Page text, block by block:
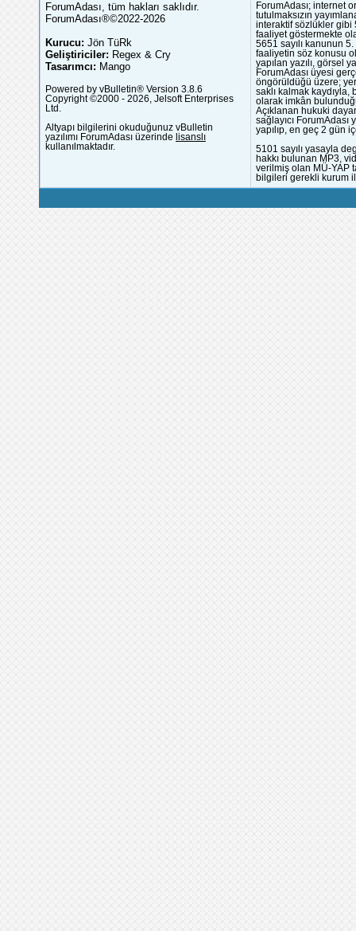
ForumAdası, tüm hakları saklıdır.
ForumAdası®©2022-2026
Kurucu: Jön TüRk
Geliştiriciler: Regex & Cry
Tasarımcı: Mango
Powered by vBulletin® Version 3.8.6
Copyright ©2000 - 2026, Jelsoft Enterprises
Ltd.
Altyapı bilgilerini okuduğunuz vBulletin
yazılımı ForumAdası üzerinde lisanslı
kullanılmaktadır.
ForumAdası; internet
tutulmaksızın
interaktif sözlükler gibi
faaliyet göstermekte
5651 sayılı kanunun
faaliyetin söz konusu
yapılan yazılı, görsel
ForumAdası üyesi
öngörüldüğü üzere;
saklı kalmak
olarak imkân
Açıklanan hukuki
sağlayıcı
yapılıp, en geç 2 gün
5101 sayılı yasayla
hakkı bulunan MP3,
verilmiş olan MÜ-YAP
bilgileri gerekli kurum